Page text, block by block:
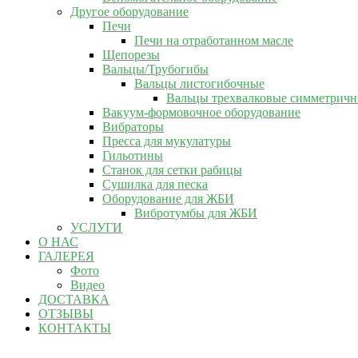
Другое оборудование
Печи
Печи на отработанном масле
Щепорезы
Вальцы/Трубогибы
Вальцы листогибочные
Вальцы трехвалковые
Вакуум-формовочное оборудование
Вибраторы
Пресса для мукулатуры
Гильотины
Станок для сетки рабицы
Сушилка для песка
Оборудование для ЖБИ
Вибротумбы для ЖБИ
УСЛУГИ
О НАС
ГАЛЕРЕЯ
Фото
Видео
ДОСТАВКА
ОТЗЫВЫ
КОНТАКТЫ